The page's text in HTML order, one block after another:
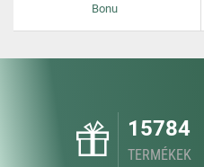
Bonu
15784
TERMÉKEK